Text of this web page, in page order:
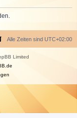
Alle Zeiten sind UTC+02:00
Limited